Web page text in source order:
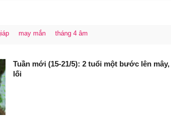
may mắn tháng 4 âm
Tuần mới (15-21/5): 2 tuổi một bước lên
lối